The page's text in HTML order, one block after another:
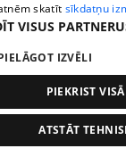
pirms 1 nedēļas, 1
skatīt sīkdatņu
VISUS
IZVĒLI
PIEKRIST
ATSTĀT